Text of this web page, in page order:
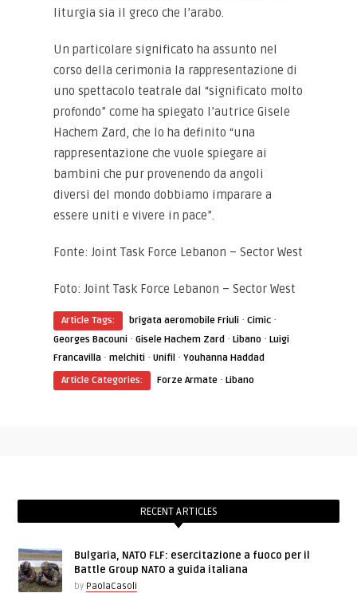
liturgia sia il greco che l’arabo.
Un particolare significato ha assunto nel
corso della cerimonia la rappresentazione di
uno spettacolo teatrale dal “significato molto
profondo” come ha spiegato l’autrice Gisele
Hachem Zard, che lo ha definito “una
rappresentazione che vuole spiegare ai
bambini che pur provenendo da angoli
diversi del mondo dobbiamo imparare a
essere uniti e vivere in pace”.
Fonte: Joint Task Force Lebanon – Sector West
Foto: Joint Task Force Lebanon – Sector West
Article Tags: brigata aeromobile Friuli ·Cimic ·
Georges Bacouni ·Gisele Hachem Zard ·Libano ·Luigi
Francavilla ·melchiti ·Unifil ·Youhanna Haddad
Article Categories:
Forze Armate ·Libano
RECENT ARTICLES
Bulgaria, NATO FLF: esercitazione a fuoco per il
Battle Group NATO a guida italiana
by PaolaCasoli